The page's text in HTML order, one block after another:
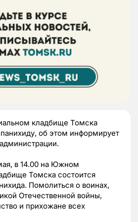
кладбище Томска
об этом информирует
в 14.00 на Южном
Томска состоится
Помолиться о воинах,
Отечественной войны,
и прихожане всех